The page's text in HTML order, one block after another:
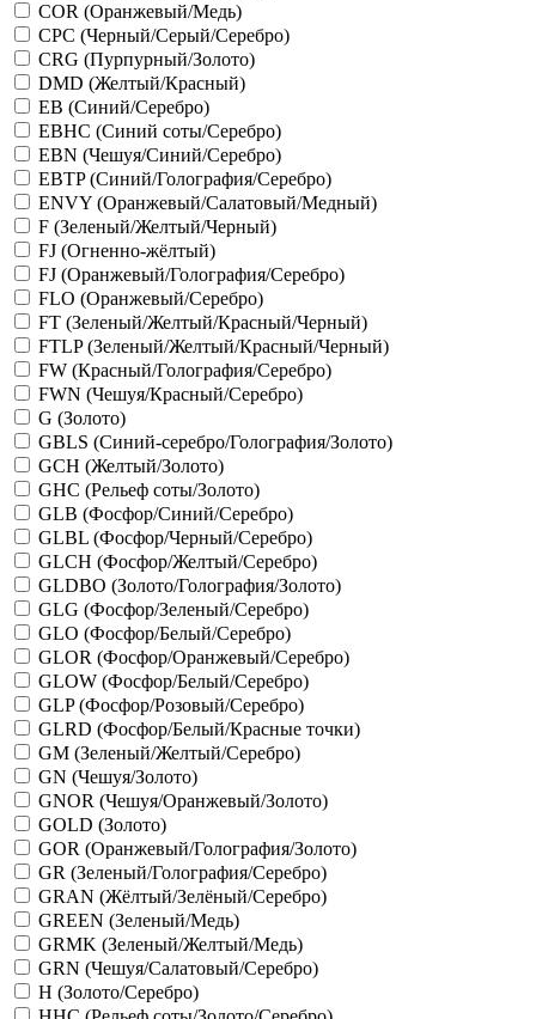
COR (Оранжевый/Медь)
CPC (Черный/Серый/Серебро)
CRG (Пурпурный/Золото)
DMD (Желтый/Красный)
EB (Синий/Серебро)
EBHC (Синий соты/Серебро)
EBN (Чешуя/Синий/Серебро)
EBTP (Синий/Голография/Серебро)
ENVY (Оранжевый/Салатовый/Медный)
F (Зеленый/Желтый/Черный)
FJ (Огненно-жёлтый)
FJ (Оранжевый/Голография/Серебро)
FLO (Оранжевый/Серебро)
FT (Зеленый/Желтый/Красный/Черный)
FTLP (Зеленый/Желтый/Красный/Черный)
FW (Красный/Голография/Серебро)
FWN (Чешуя/Красный/Серебро)
G (Золото)
GBLS (Синий-серебро/Голография/Золото)
GCH (Желтый/Золото)
GHC (Рельеф соты/Золото)
GLB (Фосфор/Синий/Серебро)
GLBL (Фосфор/Черный/Серебро)
GLCH (Фосфор/Желтый/Серебро)
GLDBO (Золото/Голография/Золото)
GLG (Фосфор/Зеленый/Серебро)
GLO (Фосфор/Белый/Серебро)
GLOR (Фосфор/Оранжевый/Серебро)
GLOW (Фосфор/Белый/Серебро)
GLP (Фосфор/Розовый/Серебро)
GLRD (Фосфор/Белый/Красные точки)
GM (Зеленый/Желтый/Серебро)
GN (Чешуя/Золото)
GNOR (Чешуя/Оранжевый/Золото)
GOLD (Золото)
GOR (Оранжевый/Голография/Золото)
GR (Зеленый/Голография/Серебро)
GRAN (Жёлтый/Зелёный/Серебро)
GREEN (Зеленый/Медь)
GRMK (Зеленый/Желтый/Медь)
GRN (Чешуя/Салатовый/Серебро)
H (Золото/Серебро)